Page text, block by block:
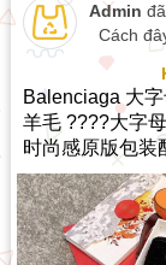
Admin
Cách
Balenciaga 大
羊毛 ????大字
时尚感原版包装